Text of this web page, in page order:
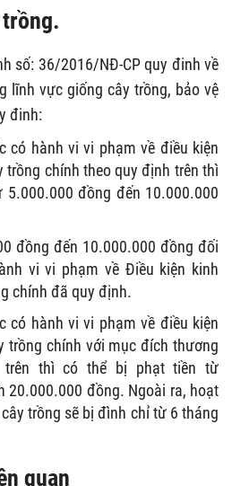
số: 36/2016/NĐ-CP quy đinh về
lĩnh vực giống cây trồng, bảo vệ
đinh:
có hành vi vi phạm về điều kiện
trồng chính theo quy định trên thì
đồng đến 10.000.000
đồng đến 10.000.000 đồng đối
vi vi phạm về Điều kiện kinh
chính đã quy định.
có hành vi vi phạm về điều kiện
trồng chính với mục đích thương
trên thì có thể bị phạt tiền từ
20.000.000 đồng. Ngoài ra, hoạt
trồng sẽ bị đình chỉ từ 6 tháng
quan